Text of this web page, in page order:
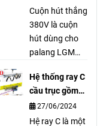
Cuộn hút thắng
380V là gì?
Cuộn hút thắng
380V là cuộn
hút dùng cho
palang LGM